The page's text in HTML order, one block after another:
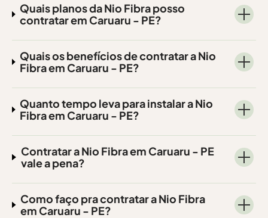
Quais planos da Nio Fibra posso
contratar em Caruaru - PE?
Quais os benefícios de contratar a Nio
Fibra em Caruaru - PE?
Quanto tempo leva para instalar a Nio
Fibra em Caruaru - PE?
Contratar a Nio Fibra em Caruaru - PE
vale a pena?
Como faço pra contratar a Nio Fibra
em Caruaru - PE?